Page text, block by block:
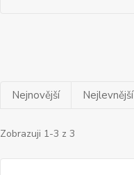
Nejnovější Nejlevnější
Zobrazuji 1-3 z 3